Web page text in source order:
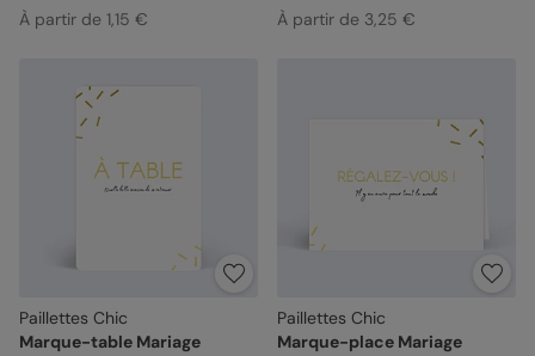
À partir de 1,15 €
À partir de 3,25 €
Paillettes Chic
Marque-table Mariage
Paillettes Chic
Marque-place Mariage